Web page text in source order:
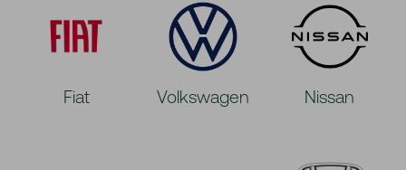
Fiat Volkswagen Nissan